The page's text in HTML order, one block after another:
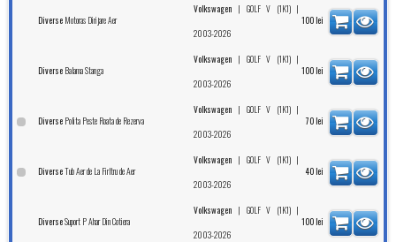
Diverse Motoras Dirijare Aer
Volkswagen | GOLF V (1K1)|
2003-2026
100 lei
Diverse Balama Stanga
Volkswagen | GOLF V (1K1)|
2003-2026
100 lei
Diverse Polita Peste Roata de Rezerva
Volkswagen | GOLF V (1K1)|
2003-2026
70 lei
DiverseTub Aer de La Firltru de Aer
Volkswagen | GOLF V (1K1)|
2003-2026
40 lei
DiverseSuport P Ahar Din Cotiera
Volkswagen | GOLF V (1K1)|
2003-2026
100 lei